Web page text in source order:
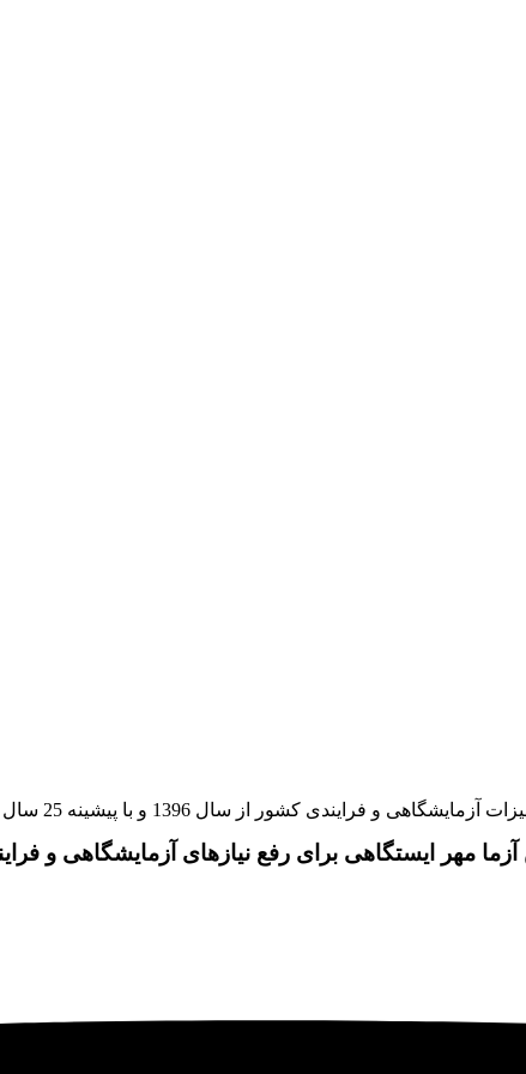
پیشینه 25 سال سابقه در بازار اوراسیا کار خود را با این شعار آغاز نمود:
آزما مهر ایستگاهی برای رفع نیازهای آزمایشگاهی و